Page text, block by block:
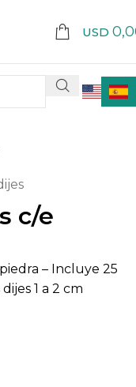
USD
c/e
– Incluye 25
1 a 2 cm